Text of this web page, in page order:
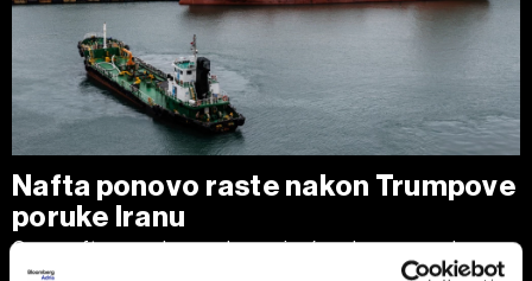
Nafta ponovo raste nakon Trumpove
poruke Iranu
Cene nafte porasle su nakon najvećeg dnevnog pada u
poslednjih nedelju dana, pošto je predsednik SAD Donald